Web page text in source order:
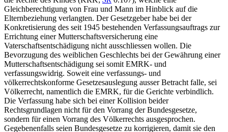
Gleichberechtigung von Frau und Mann im Hinblick auf die
Elternbeziehung verlangten. Der Gesetzgeber habe bei der
Konkretisierung des seit 1945 bestehenden Verfassungsauftrags zur
Errichtung einer Mutterschaftsversicherung eine
Vaterschaftsentschädigung nicht ausschliessen wollen. Die
Bevorzugung des weiblichen Geschlechts bei der Gewährung einer
Mutterschaftsentschädigung sei somit EMRK- und
verfassungswidrig. Soweit eine verfassungs- und
völkerrechtskonforme Gesetzesauslegung ausser Betracht falle, sei
Völkerrecht, namentlich die EMRK, für die Gerichte verbindlich.
Die Verfassung habe sich bei einer Kollision beider
Rechtsgrundlagen nicht für den Vorrang der Bundesgesetze,
sondern für einen Vorrang des Völkerrechts ausgesprochen.
Gegebenenfalls seien Bundesgesetze zu korrigieren, damit sie den